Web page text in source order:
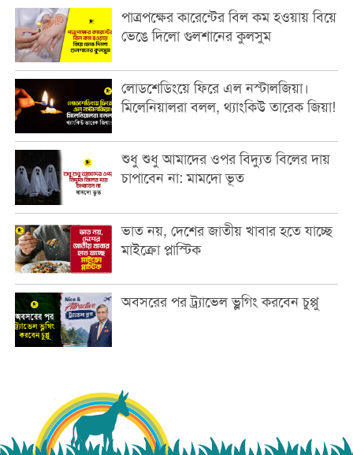
পাত্রপক্ষের কারেন্টের বিল কম হওয়ায় বিয়ে
ভেঙে দিলো গুলশানের কুলসুম
লোডশেডিংয়ে ফিরে এল নস্টালজিয়া।
মিলেনিয়ালরা বলল, থ্যাংকিউ তারেক জিয়া!
শুধু শুধু আমাদের ওপর বিদ্যুত বিলের দায়
চাপাবেন না: মামদো ভূত
ভাত নয়, দেশের জাতীয় খাবার হতে যাচ্ছে
মাইক্রো প্লাস্টিক
অবসরের পর ট্র্যাভেল ভ্লগিং করবেন চুপ্পু